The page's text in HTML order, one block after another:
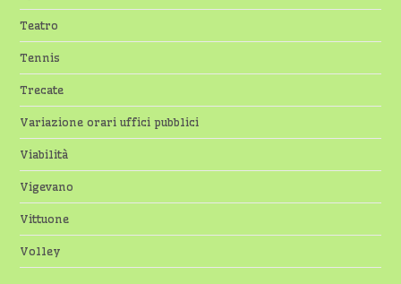
Teatro
Tennis
Trecate
Variazione orari uffici pubblici
Viabilità
Vigevano
Vittuone
Volley